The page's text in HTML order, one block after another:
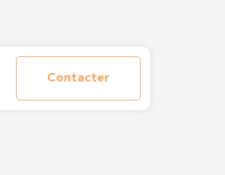
Contacter